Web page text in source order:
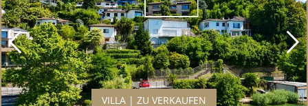
VILLA | ZU VERKAUFEN